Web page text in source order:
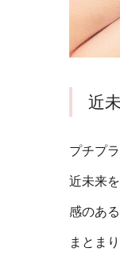
近
プチプ
近未来
感のあ
まとま